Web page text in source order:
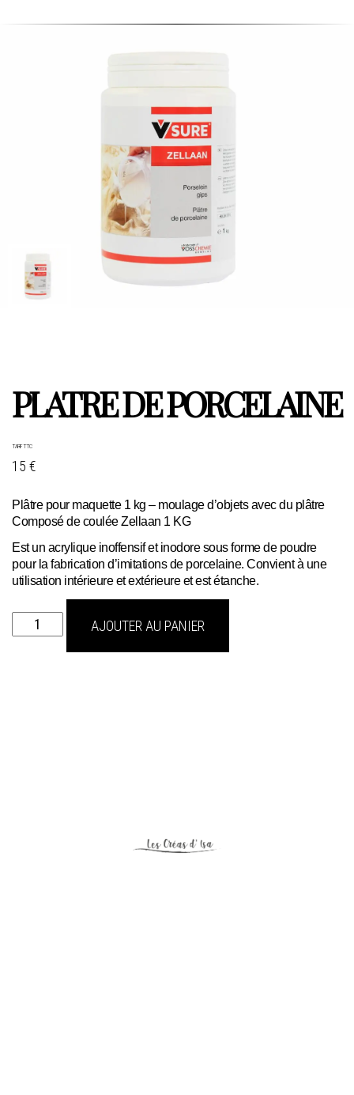
PLATRE DE PORCELAINE
TARIF TTC
15 €
Plâtre pour maquette 1 kg – moulage d’objets avec du plâtre
Composé de coulée Zellaan 1 KG
Est un acrylique inoffensif et inodore sous forme de poudre
pour la fabrication d’imitations de porcelaine. Convient à une
utilisation intérieure et extérieure et est étanche.
quantité
de
AJOUTER AU PANIER